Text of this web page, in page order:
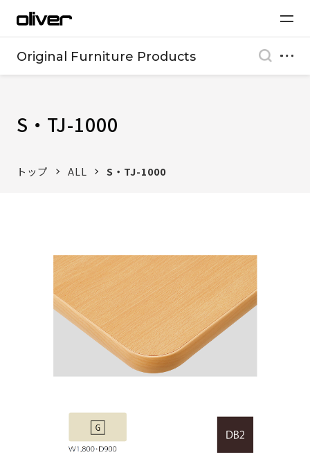
Original Furniture Products
S・TJ-1000
トップ ALL S・TJ-1000